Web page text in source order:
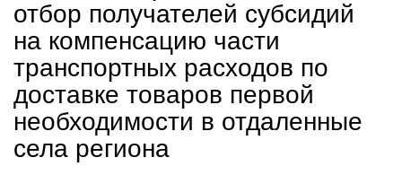
отбор получателей субсидий
на компенсацию части
транспортных расходов по
доставке товаров первой
необходимости в отдаленные
села региона